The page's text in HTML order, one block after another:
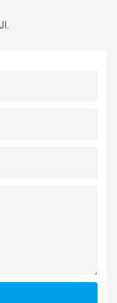
الجودة: مراقبة جودة صارمة في كل عملية.